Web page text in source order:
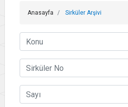
Anasayfa Sirküler Arşivi